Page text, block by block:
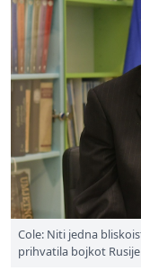
Cole: Niti jedna
prihvatila bojkot